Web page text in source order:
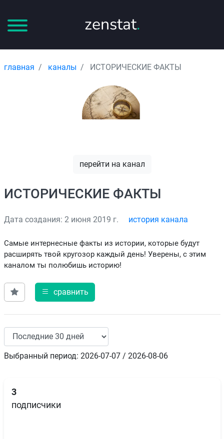
zenstat.
главная каналы ИСТОРИЧЕСКИЕ ФАКТЫ
перейти на канал
ИСТОРИЧЕСКИЕ ФАКТЫ
Дата создания: 2 июня 2019 г. история канала
Самые интернесные факты из истории, которые будут
расширять твой кругозор каждый день! Уверены, с этим
каналом ты полюбишь историю!
сравнить
Выбранный период: 2026-07-07 / 2026-08-06
3
подписчики